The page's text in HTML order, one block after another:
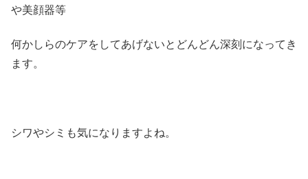
や美顔器等
何かしらのケアをしてあげないとどんどん深刻になってき
ます。
シワやシミも気になりますよね。